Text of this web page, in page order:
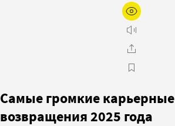
Самые громкие карьерные
возвращения 2025 года